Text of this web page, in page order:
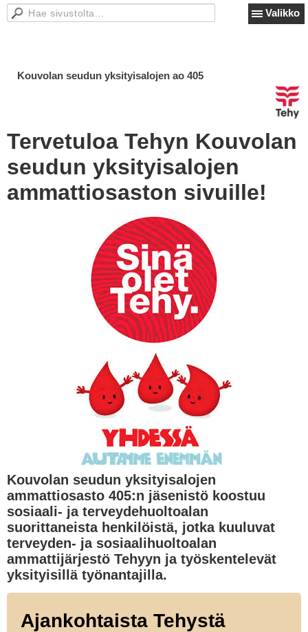
Valikko
Kouvolan seudun yksityisalojen ao 405
Tervetuloa Tehyn Kouvolan
seudun yksityisalojen
ammattiosaston sivuille!
Kouvolan seudun yksityisalojen
ammattiosasto 405:n jäsenistö koostuu
sosiaali- ja terveydehuoltoalan
suorittaneista henkilöistä, jotka kuuluvat
terveyden- ja sosiaalihuoltoalan
ammattijärjestö Tehyyn ja työskentelevät
yksityisillä työnantajilla.
Ajankohtaista Tehystä